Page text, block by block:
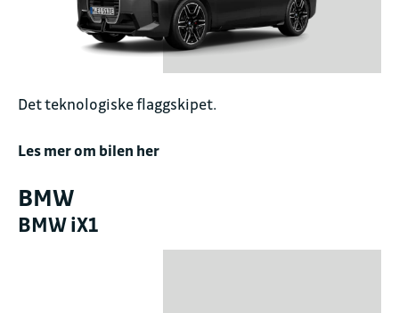
Det teknologiske flaggskipet.
Les mer om bilen her
BMW
BMW iX1